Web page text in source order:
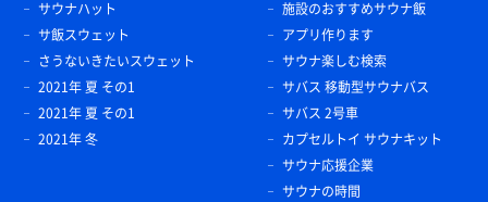
サウナハット
サ飯スウェット
さうないきたいスウェット
2021年 夏 その1
2021年 夏 その1
2021年 冬
施設のおすすめサウナ飯
アプリ作ります
サウナ楽しむ検索
サバス 移動型サウナバス
サバス 2号車
カプセルトイ サウナキット
サウナ応援企業
サウナの時間